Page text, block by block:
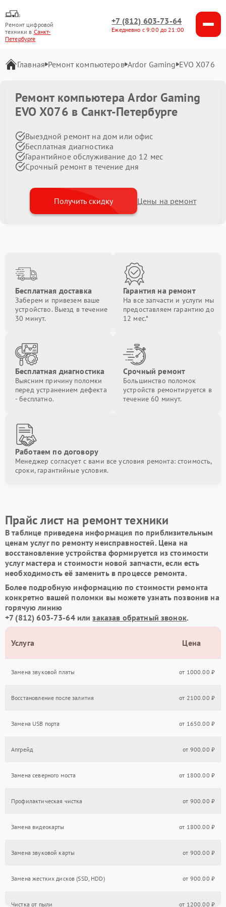
Ремонт цифровой
техники в Санкт-
Петербурге
+7 (812) 603-73-64
Ежедневно с 9:00 до 21:00
Главная Ремонт компьютеров Ardor Gaming EVO X076
Ремонт компьютера Ardor Gaming
EVO X076 в Санкт-Петербурге
Выездной ремонт на дом или офис
Бесплатная диагностика
Гарантийное обслуживание до 12 мес
Срочный ремонт в течение дня
Получить скидку Цены на ремонт
Бесплатная доставка
Заберем и привезем ваше
устройство. Выезд в течение
30 минут.
Гарантия на ремонт
На все запчасти и услуги мы
предоставляем гарантию до
12 мес.*
Бесплатная диагностика
Выясним причину поломки
перед устранением дефекта
- бесплатно.
Срочный ремонт
Большинство поломок
устройств ремонтируется в
течение 60 минут.
Работаем по договору
Менеджер согласует с вами все условия ремонта: стоимость,
сроки, гарантийные условия.
Прайс лист на ремонт техники
В таблице приведена информация по приблизительным
ценам услуг по ремонту неисправностей. Цена на
восстановление устройства формируется из стоимости
услуг мастера и стоимости новой запчасти, если есть
необходимость её заменить в процессе ремонта.
Более подробную информацию по стоимости ремонта
конкретно вашей поломки вы можете узнать позвонив на
горячую линию
+7 (812) 603-73-64илизаказав обратный звонок.
Услуга Цена
Замена звуковой платы от 1000.00 ₽
Восстановление после залития от 2100.00 ₽
Замена USB порта от 1650.00 ₽
Апгрейд от 900.00 ₽
Замена северного моста от 1800.00 ₽
Профилактическая чистка от 900.00 ₽
Замена видеокарты от 1800.00 ₽
Замена звуковой карты от 900.00 ₽
Замена жестких дисков (SSD, HDD) от 900.00 ₽
Чистка от пыли от 1200.00 ₽